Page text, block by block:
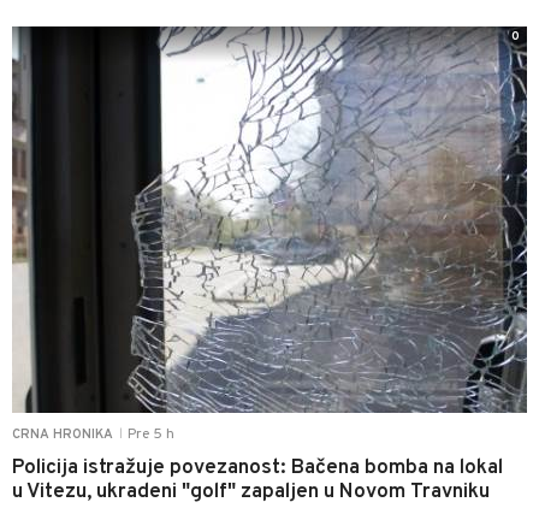
CRNA HRONIKA Pre 5 h
Policija istražuje povezanost: Bačena bomba na lokal
u Vitezu, ukradeni "golf" zapaljen u Novom Travniku
0